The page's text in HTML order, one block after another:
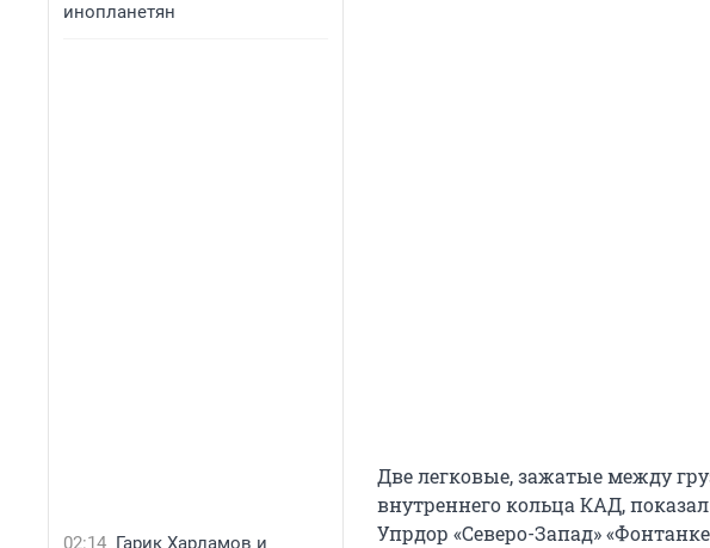
инопланетян
02:14 Гарик Харламов и
Две легковые, зажатые между
внутреннего кольца КАД,
Упрдор «Северо-Запад»